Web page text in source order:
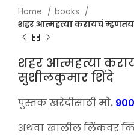
Home
books
शहर आत्महत्या करायचं
शहर आत्महत्या
सुशीलकुमार शिंदे
पुस्तक खरेदीसाठीमो.
अथवा खालील लिंकवर